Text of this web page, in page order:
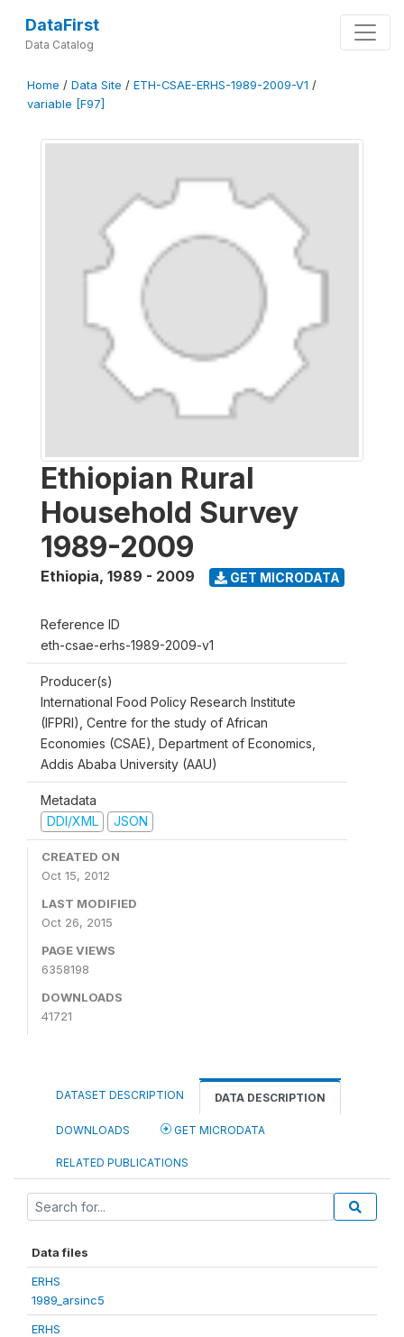
DataFirst
Data Catalog
Home / Data Site / ETH-CSAE-ERHS-1989-2009-V1 /
variable [F97]
Ethiopian Rural
Household Survey
1989-2009
Ethiopia, 1989 - 2009 GET MICRODATA
Reference ID
eth-csae-erhs-1989-2009-v1
Producer(s)
International Food Policy Research Institute
(IFPRI), Centre for the study of African
Economies (CSAE), Department of Economics,
Addis Ababa University (AAU)
Metadata
DDI/XML
JSON
CREATED ON
Oct 15, 2012
LAST MODIFIED
Oct 26, 2015
PAGE VIEWS
6358198
DOWNLOADS
41721
DATASET DESCRIPTION DATA DESCRIPTION
DOWNLOADS GET MICRODATA
RELATED PUBLICATIONS
Data files
ERHS
1989_arsinc5
ERHS